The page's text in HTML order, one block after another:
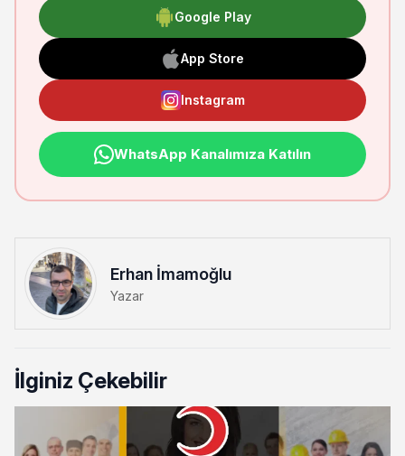
Google Play
App Store
Instagram
WhatsApp Kanalımıza Katılın
Erhan İmamoğlu
Yazar
İlginiz Çekebilir